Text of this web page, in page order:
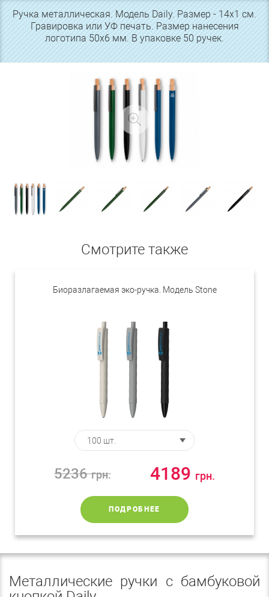
Ручка металлическая. Модель Daily. Размер - 14х1 см.
Гравировка или УФ печать. Размер нанесения
логотипа 50х6 мм. В упаковке 50 ручек.
Смотрите также
Биоразлагаемая эко-ручка. Модель Stone
5236грн. 4189 грн.
ПОДРОБНЕЕ
Металлические ручки с бамбуковой